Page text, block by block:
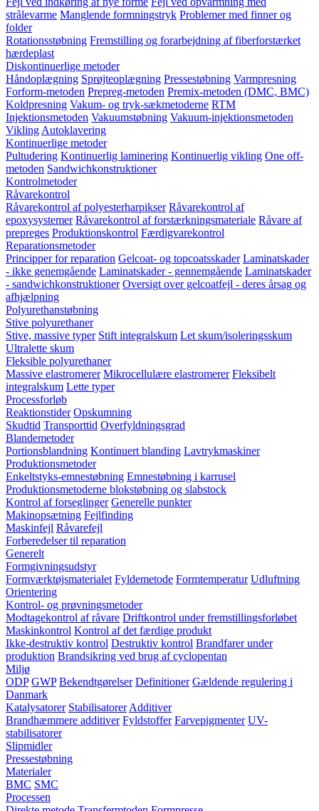
strålevarme Manglende formningstryk Problemer med finner og
folder
Rotationsstøbning Fremstilling og forarbejdning af fiberforstærket
hærdeplast
Diskontinuerlige metoder
Håndoplægning Sprøjteoplægning Pressestøbning Varmpresning
Forform-metoden Prepreg-metoden Premix-metoden (DMC, BMC)
Koldpresning Vakum- og tryk-sækmetoderne RTM
Injektionsmetoden Vakuumstøbning Vakuum-injektionsmetoden
Vikling Autoklavering
Kontinuerlige metoder
Pultudering Kontinuerlig laminering Kontinuerlig vikling One off-
metoden Sandwichkonstruktioner
Kontrolmetoder
Råvarekontrol
Råvarekontrol af polyesterharpikser Råvarekontrol af
epoxysystemer Råvarekontrol af forstærkningsmateriale Råvare af
prepreges Produktionskontrol Færdigvarekontrol
Reparationsmetoder
Principper for reparation Gelcoat- og topcoatsskader Laminatskader
- ikke genemgående Laminatskader - gennemgående Laminatskader
- sandwichkonstruktioner Oversigt over gelcoatfejl - deres årsag og
afhjælpning
Polyurethanstøbning
Stive polyurethaner
Stive, massive typer Stift integralskum Let skum/isoleringsskum
Ultralette skum
Fleksible polyurethaner
Massive elastromerer Mikrocellulære elastromerer Fleksibelt
integralskum Lette typer
Processforløb
Reaktionstider Opskumning
Skudtid Transporttid Overfyldningsgrad
Blandemetoder
Portionsblandning Kontinuert blanding Lavtrykmaskiner
Produktionsmetoder
Enkeltstyks-emnestøbning Emnestøbning i karrusel
Produktionsmetoderne blokstøbning og slabstock
Kontrol af forseglinger Generelle punkter
Makinopsætning Fejlfinding
Maskinfejl Råvarefejl
Forberedelser til reparation
Generelt
Formgivningsudstyr
Formværktøjsmaterialet Fyldemetode Formtemperatur Udluftning
Orientering
Kontrol- og prøvningsmetoder
Modtagekontrol af råvare Driftkontrol under fremstillingsforløbet
Maskinkontrol Kontrol af det færdige produkt
Ikke-destruktiv kontrol Destruktiv kontrol Brandfarer under
produktion Brandsikring ved brug af cyclopentan
Miljø
ODP GWP Bekendtgørelser Definitioner Gældende regulering i
Danmark
Katalysatorer Stabilisatorer Additiver
Brandhæmmere additiver Fyldstoffer Farvepigmenter UV-
stabilisatorer
Slipmidler
Pressestøbning
Materialer
BMC SMC
Processen